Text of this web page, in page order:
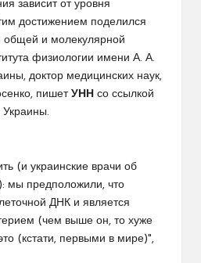
зависит от уровня
достижением поделился
и молекулярной
физиологии имени А. А.
доктор медицинских наук,
пишет УНН со ссылкой
(и украинские врачи об
мы предположили, что
ДНК и является
(чем выше он, то хуже
(кстати, первыми в мире)",